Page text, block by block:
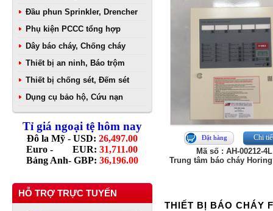
Đầu phun Sprinkler, Drencher
Phụ kiện PCCC tổng hợp
Dây báo cháy, Chống cháy
Thiết bị an ninh, Báo trộm
Thiết bị chống sét, Đếm sét
Dụng cụ bảo hộ, Cứu nạn
Tỉ giá ngoại tệ hôm nay
Đô la Mỹ - USD: 26,497.00
Euro - EUR: 31,711.00
Bảng Anh- GBP: 36,196.00
HỖ TRỢ TRỰC TUYẾN
Đặt hàng Chi
Mã số : AH-00212-4L
Trung tâm báo cháy
THIẾT BỊ BÁO CHÁY